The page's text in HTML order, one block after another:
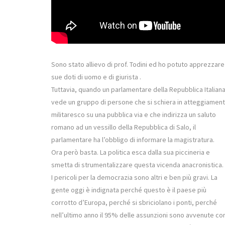
Sono stato allievo di prof. Todini ed ho potuto
sue doti di uomo e di giurista .
Tuttavia, quando un parlamentare della Repubblica Italiana
vede un gruppo di persone che si schiera in
militaresco su una pubblica via e che indirizza un saluto
romano ad un vessillo della Repubblica di Salo, il
parlamentare ha l’obbligo di informare la magistratura.
Ora però basta. La politica esca dalla sua piccineria e
smetta di strumentalizzare questa vicenda anacronistica.
I pericoli per la democrazia sono altri e ben più gravi. La
gente oggi è indignata perché questo è il paese più
corrotto d’Europa, perché si sbriciolano i ponti, perché
nell’ultimo anno il 95% delle assunzioni sono avvenute